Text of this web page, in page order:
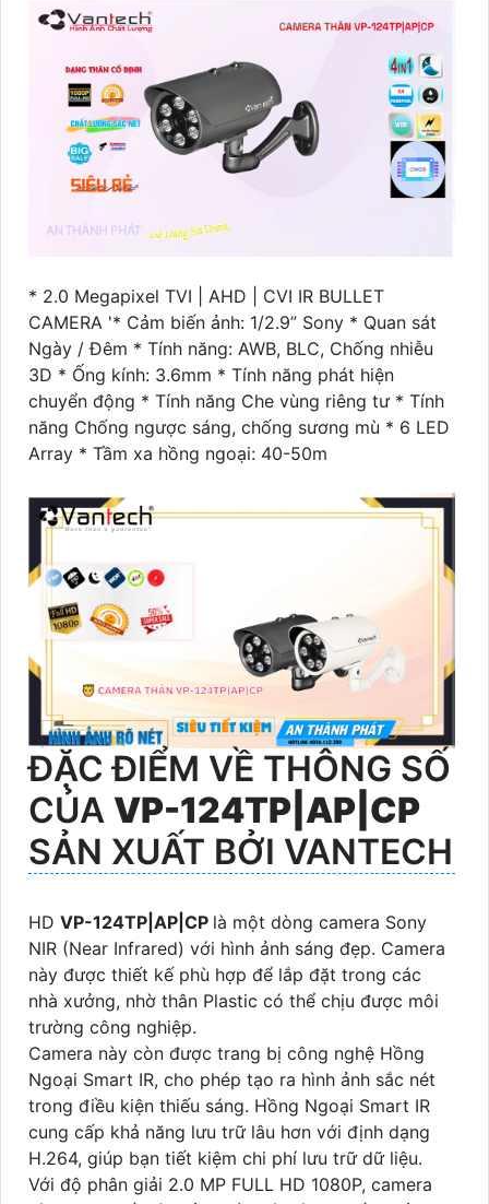
* 2.0 Megapixel TVI | AHD | CVI IR BULLET
CAMERA '* Cảm biến ảnh: 1/2.9” Sony * Quan sát
Ngày / Đêm * Tính năng: AWB, BLC, Chống nhiễu
3D * Ống kính: 3.6mm * Tính năng phát hiện
chuyển động * Tính năng Che vùng riêng tư * Tính
năng Chống ngược sáng, chống sương mù * 6 LED
Array * Tầm xa hồng ngoại: 40-50m
ĐẶC ĐIỂM VỀ THÔNG SỐ
CỦA VP-124TP|AP|CP
SẢN XUẤT BỞI VANTECH
HD VP-124TP|AP|CP là một dòng camera Sony
NIR (Near Infrared) với hình ảnh sáng đẹp. Camera
này được thiết kế phù hợp để lắp đặt trong các
nhà xưởng, nhờ thân Plastic có thể chịu được môi
trường công nghiệp.
Camera này còn được trang bị công nghệ Hồng
Ngoại Smart IR, cho phép tạo ra hình ảnh sắc nét
trong điều kiện thiếu sáng. Hồng Ngoại Smart IR
cung cấp khả năng lưu trữ lâu hơn với định dạng
H.264, giúp bạn tiết kiệm chi phí lưu trữ dữ liệu.
Với độ phân giải 2.0 MP FULL HD 1080P, camera